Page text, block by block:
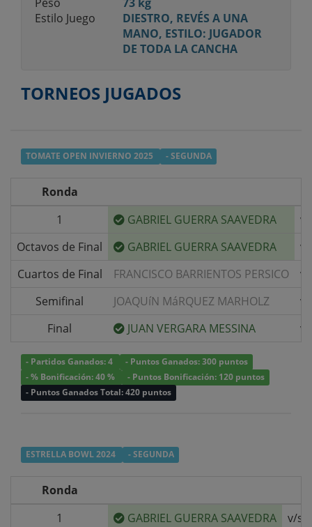
Estilo Juego
DIESTRO, REVÉS A UNA
MANO, ESTILO: JUGADOR
DE TODA LA CANCHA
TORNEOS JUGADOS
TOMATE OPEN INVIERNO 2025 - SEGUNDA
Ronda
1
GABRIEL GUERRA SAAVEDRA
Octavos de Final
GABRIEL GUERRA SAAVEDRA
Cuartos de Final
FRANCISCO BARRIENTOS PERSICO
Semifinal
JOAQUíN MáRQUEZ MARHOLZ
Final
JUAN VERGARA MESSINA
- Partidos Ganados: 4
- Puntos Ganados: 300 puntos
- % Bonificación: 40 %
- Puntos Bonificación: 120 puntos
- Puntos Ganados Total: 420 puntos
ESTRELLA BOWL 2024 - SEGUNDA
Ronda
1
GABRIEL GUERRA SAAVEDRA
v/s